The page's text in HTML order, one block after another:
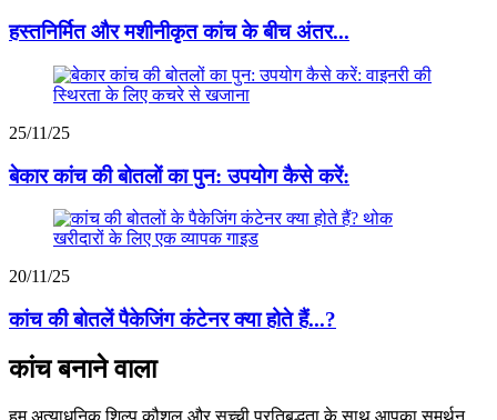
हस्तनिर्मित और मशीनीकृत कांच के बीच अंतर...
25/11/25
बेकार कांच की बोतलों का पुन: उपयोग कैसे करें:
20/11/25
कांच की बोतलें पैकेजिंग कंटेनर क्या होते हैं...?
कांच बनाने वाला
हम अत्याधुनिक शिल्प कौशल और सच्ची प्रतिबद्धता के साथ आपका समर्थन